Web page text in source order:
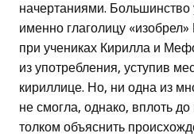
начертаниями. Большинство
именно глаголицу
при учениках Кирилла и
из употребления, уступив
кириллице. Но, ни одна из
не смогла, однако, вплоть
толком объяснить